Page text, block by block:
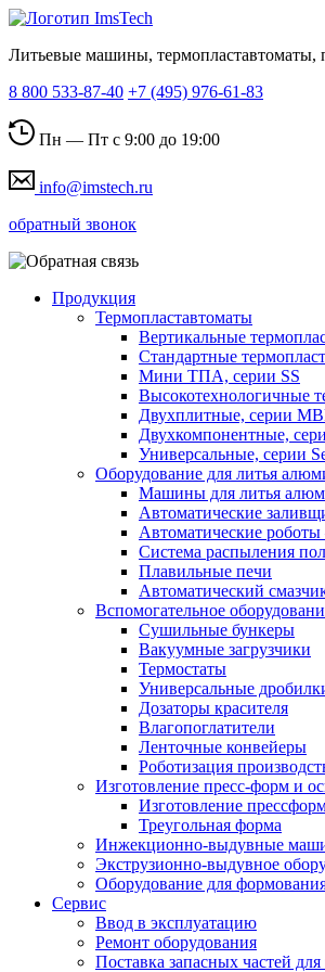
Литьевые машины, термопластавтоматы,
8 800 533-87-40 +7 (495) 976-61-83
Пн — Пт с 9:00 до 19:00
info@imstech.ru
обратный звонок
Продукция
Термопластавтоматы
Вертикальные
Стандартные
Мини ТПА, серии SS
Высокотехнологичные
Двухплитные, серии
Двухкомпонентные,
Универсальные, серии
Оборудование для литья
Машины для литья
Автоматические
Автоматические
Система распыления
Плавильные печи
Автоматический
Вспомогательное
Сушильные бункеры
Вакуумные загрузчики
Термостаты
Универсальные
Дозаторы красителя
Влагопоглатители
Ленточные конвейеры
Роботизация
Изготовление пресс-форм и
Изготовление
Треугольная форма
Инжекционно-выдувные
Экструзионно-выдувное
Оборудование для
Сервис
Ввод в эксплуатацию
Ремонт оборудования
Поставка запасных частей для